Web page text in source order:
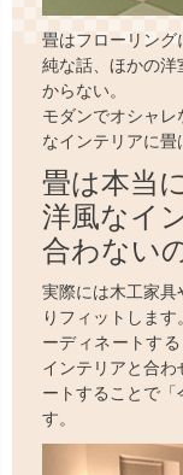
畳はフローリング
純な話、ほかの洋
からない。
モダンでオシャ
なインテリアに畳
畳は本当に
洋風なイ
合わない
実際には木工家具
りフィットしま
ーディネートす
インテリアと合
ートすることで
す。